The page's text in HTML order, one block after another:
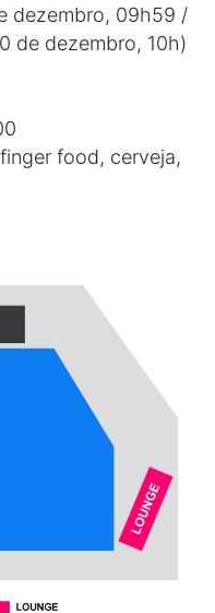
dezembro, 09h59 /
de dezembro, 10h)
food, cerveja,